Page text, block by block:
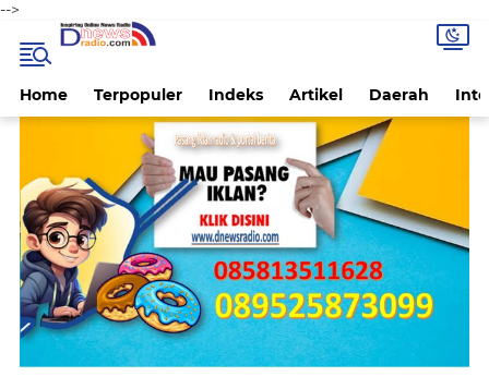
-->
Home Terpopuler Indeks Artikel Daerah